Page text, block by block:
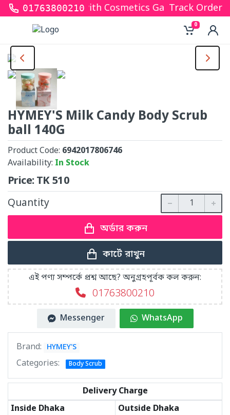
01763800210
for shopping with Cosmetics Gallery Bd. Hope
Track Order
0
HYMEY'S Milk Candy Body Scrub
ball 140G
Product Code: 6942017806746
Availability: In Stock
Price:TK510
Quantity
অর্ডার করুন
কার্টে রাখুন
এই পণ্য সম্পর্কে প্রশ্ন আছে? অনুগ্রহপূর্বক কল করুন:
01763800210
Messenger WhatsApp
Brand: HYMEY'S
Categories: Body Scrub
Delivery Charge
Inside Dhaka
Outside Dhaka